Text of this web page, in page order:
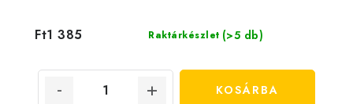
Raktárkészlet (>5 db)
Ft1 385
KOSÁRBA